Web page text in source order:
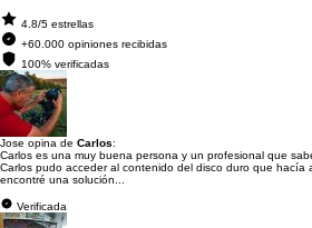
4.8/5 estrellas
+60.000 opiniones recibidas
100% verificadas
Jose opina de Carlos:
Carlos es una muy buena persona y un profesional que
Carlos pudo acceder al contenido del disco duro que hacía
encontré una solución...
Verificada